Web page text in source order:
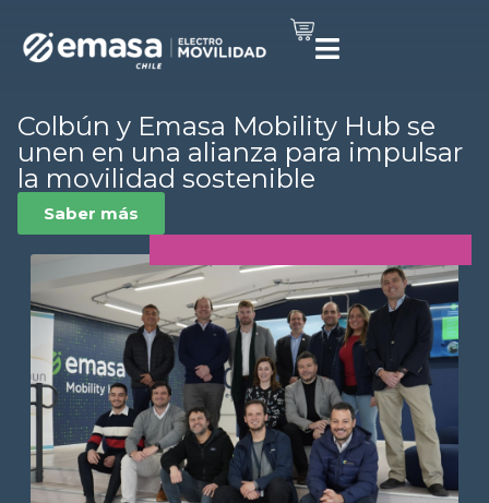
Colbún y Emasa Mobility Hub se
unen en una alianza para impulsar
la movilidad sostenible
Saber más